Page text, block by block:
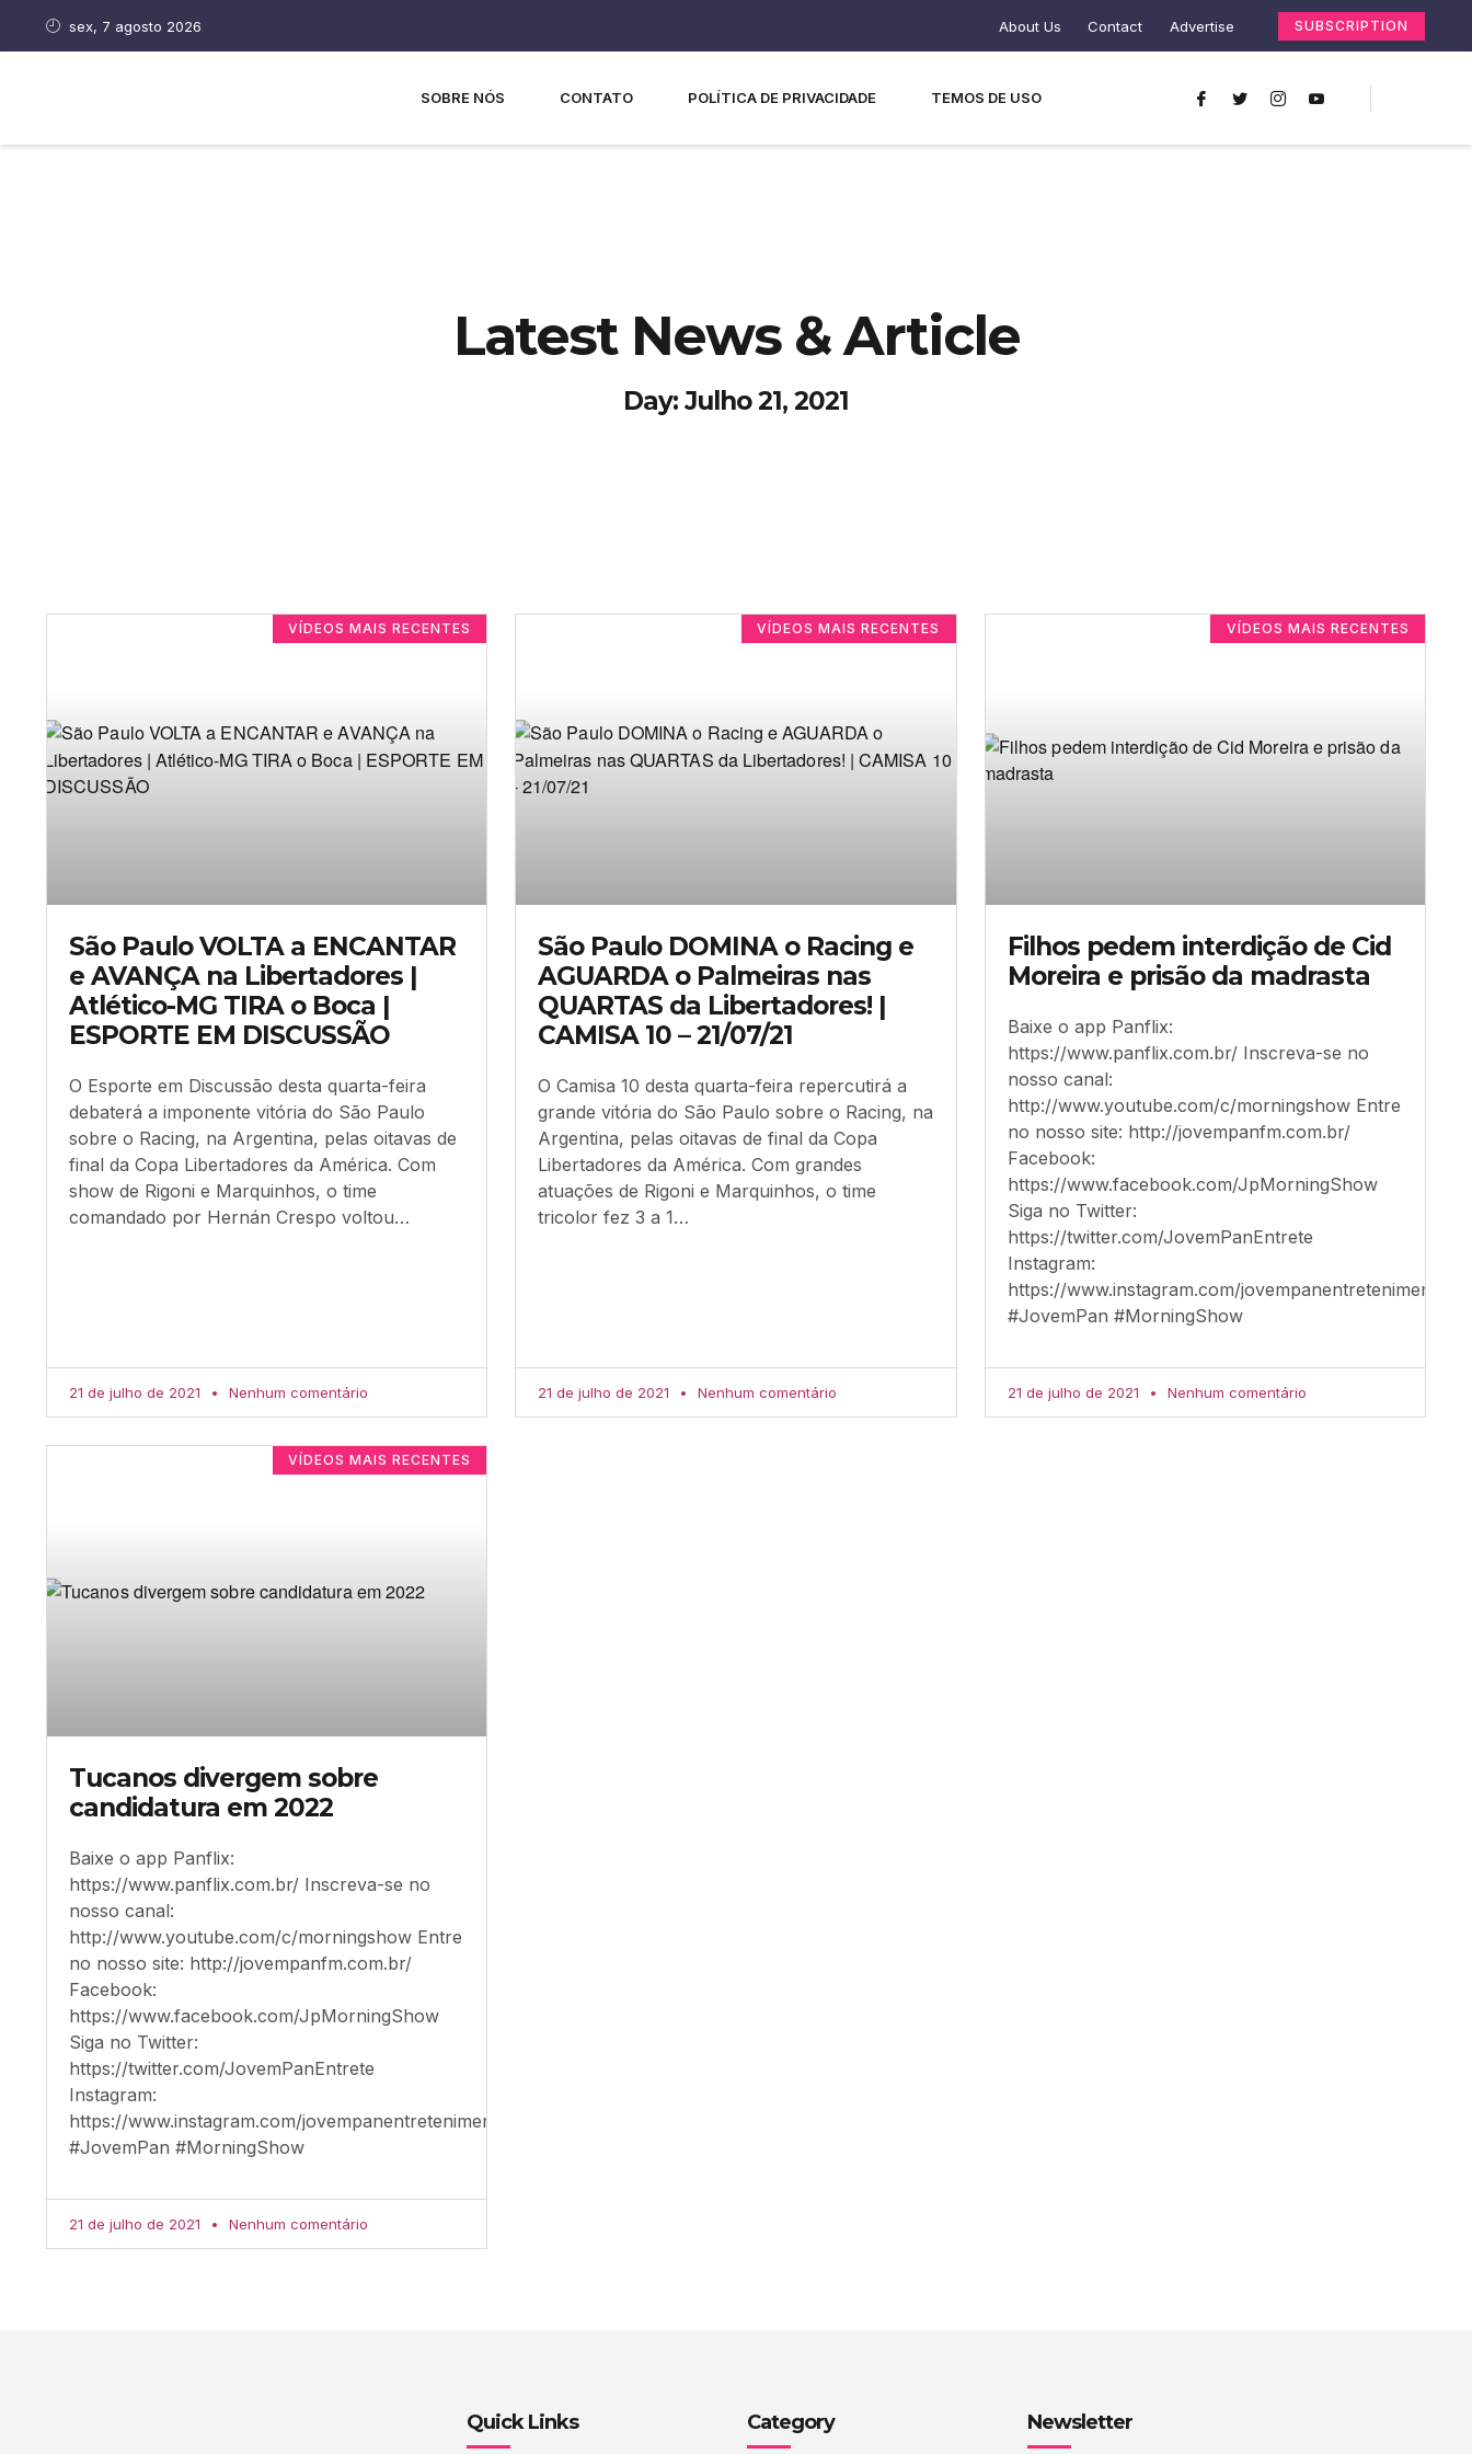
sex, 7 agosto 2026 About Us Contact Advertise SUBSCRIPTION
SOBRE NÓS CONTATO POLÍTICA DE PRIVACIDADE TEMOS DE USO
Latest News & Article
Day: Julho 21, 2021
VÍDEOS MAIS RECENTES
São Paulo VOLTA a ENCANTAR
e AVANÇA na Libertadores |
Atlético-MG TIRA o Boca |
ESPORTE EM DISCUSSÃO
O Esporte em Discussão desta quarta-feira
debaterá a imponente vitória do São Paulo
sobre o Racing, na Argentina, pelas oitavas de
final da Copa Libertadores da América. Com
show de Rigoni e Marquinhos, o time
comandado por Hernán Crespo voltou…
21 de julho de 2021 Nenhum comentário
VÍDEOS MAIS RECENTES
São Paulo DOMINA o Racing e
AGUARDA o Palmeiras nas
QUARTAS da Libertadores! |
CAMISA 10 – 21/07/21
O Camisa 10 desta quarta-feira repercutirá a
grande vitória do São Paulo sobre o Racing, na
Argentina, pelas oitavas de final da Copa
Libertadores da América. Com grandes
atuações de Rigoni e Marquinhos, o time
tricolor fez 3 a 1…
21 de julho de 2021 Nenhum comentário
VÍDEOS MAIS RECENTES
Filhos pedem interdição de Cid
Moreira e prisão da madrasta
Baixe o app Panflix:
https://www.panflix.com.br/ Inscreva-se no
nosso canal:
http://www.youtube.com/c/morningshow Entre
no nosso site: http://jovempanfm.com.br/
Facebook:
https://www.facebook.com/JpMorningShow
Siga no Twitter:
https://twitter.com/JovemPanEntrete
Instagram:
https://www.instagram.com/jovempanentretenimento/
#JovemPan #MorningShow
21 de julho de 2021 Nenhum comentário
VÍDEOS MAIS RECENTES
Tucanos divergem sobre
candidatura em 2022
Baixe o app Panflix:
https://www.panflix.com.br/ Inscreva-se no
nosso canal:
http://www.youtube.com/c/morningshow Entre
no nosso site: http://jovempanfm.com.br/
Facebook:
https://www.facebook.com/JpMorningShow
Siga no Twitter:
https://twitter.com/JovemPanEntrete
Instagram:
https://www.instagram.com/jovempanentretenimento/
#JovemPan #MorningShow
21 de julho de 2021 Nenhum comentário
Quick Links Category Newsletter